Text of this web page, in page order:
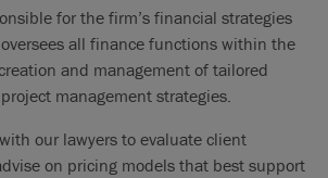
for the firm’s financial strategies
all finance functions within the
and management of tailored
management strategies.
our lawyers to evaluate client
on pricing models that best support